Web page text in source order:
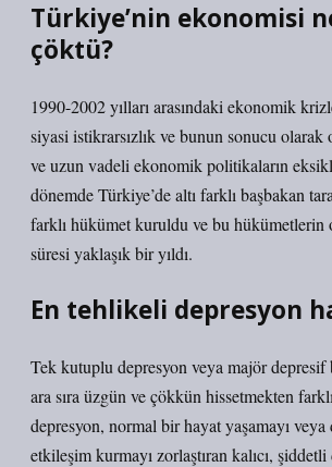
Türkiye’nin ekonomisi
çöktü?
1990-2002 yılları arasındaki ekonomik
siyasi istikrarsızlık ve bunun sonucu olarak
ve uzun vadeli ekonomik politikaların
dönemde Türkiye’de altı farklı başbakan
farklı hükümet kuruldu ve bu hükümetlerin
süresi yaklaşık bir yıldı.
En tehlikeli depresyon
Tek kutuplu depresyon veya majör depresif
ara sıra üzgün ve çökkün hissetmekten
depresyon, normal bir hayat yaşamayı
etkileşim kurmayı zorlaştıran kalıcı,